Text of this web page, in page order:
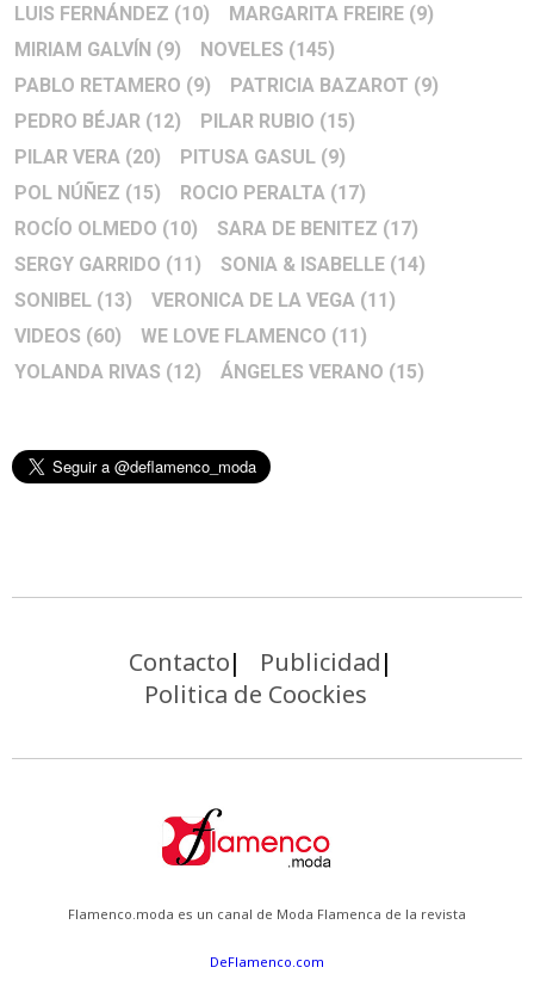
LUIS FERNÁNDEZ (10) MARGARITA FREIRE (9)
MIRIAM GALVÍN (9) NOVELES (145)
PABLO RETAMERO (9) PATRICIA BAZAROT (9)
PEDRO BÉJAR (12) PILAR RUBIO (15)
PILAR VERA (20) PITUSA GASUL (9)
POL NÚÑEZ (15) ROCIO PERALTA (17)
ROCÍO OLMEDO (10) SARA DE BENITEZ (17)
SERGY GARRIDO (11) SONIA & ISABELLE (14)
SONIBEL (13) VERONICA DE LA VEGA (11)
VIDEOS (60) WE LOVE FLAMENCO (11)
YOLANDA RIVAS (12) ÁNGELES VERANO (15)
Contacto
Publicidad
Politica de Coockies
Flamenco.moda es un canal de Moda Flamenca de la revista
DeFlamenco.com